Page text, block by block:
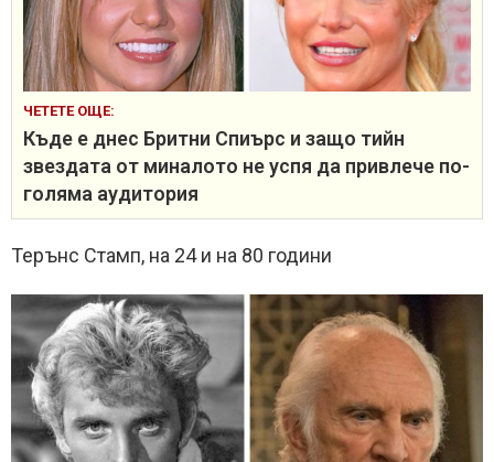
ЧЕТЕТЕ ОЩЕ:
Къде е днес Бритни Спиърс и защо тийн
звездата от миналото не успя да привлече по-
голяма аудитория
Терънс Стамп, на 24 и на 80 години